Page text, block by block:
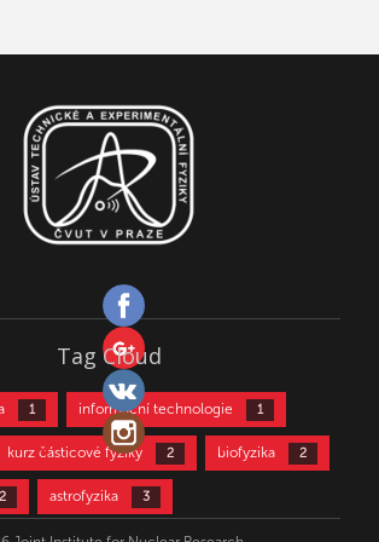
Tag Cloud
1 informační technologie 1
kurz částicové fyziky 2 biofyzika 2
2 astrofyzika 3